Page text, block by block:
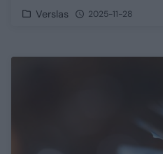
Verslas 2025-11-28